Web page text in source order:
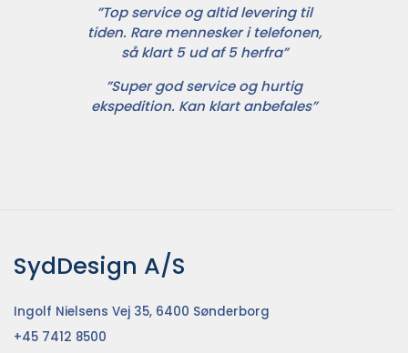
”Top service og altid levering til
tiden. Rare mennesker i telefonen,
så klart 5 ud af 5 herfra”
”Super god service og hurtig
ekspedition. Kan klart anbefales”
SydDesign A/S
Ingolf Nielsens Vej 35, 6400 Sønderborg
+45 7412 8500